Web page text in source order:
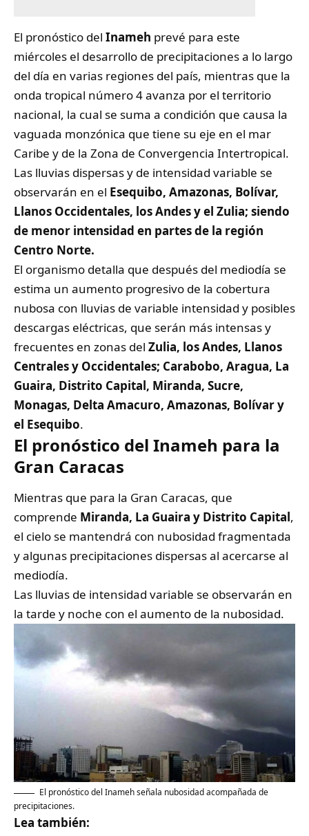
El pronóstico del Inameh prevé para este
miércoles el desarrollo de precipitaciones a lo largo
del día en varias regiones del país, mientras que la
onda tropical número 4 avanza por el territorio
nacional, la cual se suma a condición que causa la
vaguada monzónica que tiene su eje en el mar
Caribe y de la Zona de Convergencia Intertropical.
Las lluvias dispersas y de intensidad variable se
observarán en el Esequibo, Amazonas, Bolívar,
Llanos Occidentales, los Andes y el Zulia; siendo
de menor intensidad en partes de la región
Centro Norte.
El organismo detalla que después del mediodía se
estima un aumento progresivo de la cobertura
nubosa con lluvias de variable intensidad y posibles
descargas eléctricas, que serán más intensas y
frecuentes en zonas del Zulia, los Andes, Llanos
Centrales y Occidentales; Carabobo, Aragua, La
Guaira, Distrito Capital, Miranda, Sucre,
Monagas, Delta Amacuro, Amazonas, Bolívar y
el Esequibo.
El pronóstico del Inameh para la
Gran Caracas
Mientras que para la Gran Caracas, que
comprende Miranda, La Guaira y Distrito Capital,
el cielo se mantendrá con nubosidad fragmentada
y algunas precipitaciones dispersas al acercarse al
mediodía.
Las lluvias de intensidad variable se observarán en
la tarde y noche con el aumento de la nubosidad.
El pronóstico del Inameh señala nubosidad acompañada de
precipitaciones.
Lea también: